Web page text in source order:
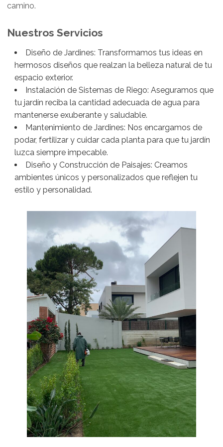
camino.
Nuestros Servicios
Diseño de Jardines: Transformamos tus ideas en
hermosos diseños que realzan la belleza natural de tu
espacio exterior.
Instalación de Sistemas de Riego: Aseguramos que
tu jardín reciba la cantidad adecuada de agua para
mantenerse exuberante y saludable.
Mantenimiento de Jardines: Nos encargamos de
podar, fertilizar y cuidar cada planta para que tu jardín
luzca siempre impecable.
Diseño y Construcción de Paisajes: Creamos
ambientes únicos y personalizados que reflejen tu
estilo y personalidad.